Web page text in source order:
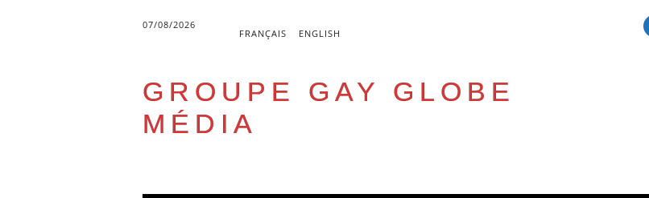
07/08/2026
FRANÇAIS ENGLISH
GROUPE GAY GLOBE
MÉDIA